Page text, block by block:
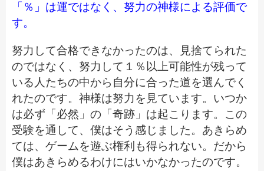
「％」は運ではなく、努力の神様による評価で
す。
努力して合格できなかったのは、見捨てられた
のではなく、努力して１％以上可能性が残って
いる人たちの中から自分に合った道を選んでく
れたのです。神様は努力を見ています。いつか
は必ず「必然」の「奇跡」は起こります。この
受験を通して、僕はそう感じました。あきらめ
ては、ゲームを遊ぶ権利も得られない。だから
僕はあきらめるわけにはいかなかったのです。